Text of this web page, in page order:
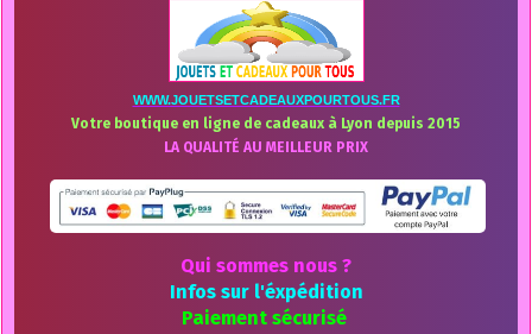
WWW.JOUETSETCADEAUXPOURTOUS.FR
Votre boutique en ligne de cadeaux à Lyon depuis 2015
LA QUALITÉ AU MEILLEUR PRIX
Qui sommes nous ?
Infos sur l'éxpédition
Paiement sécurisé